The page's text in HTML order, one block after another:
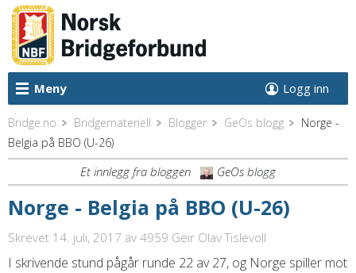
Meny Logg inn
Bridge.no Bridgemateriell Blogger GeOs blogg
Norge -
Belgia på BBO (U-26)
Et innlegg fra bloggen GeOs blogg
Norge - Belgia på BBO (U-26)
Skrevet 14. juli, 2017 av 4959 Geir Olav Tislevoll
I skrivende stund pågår runde 22 av 27, og Norge spiller mot